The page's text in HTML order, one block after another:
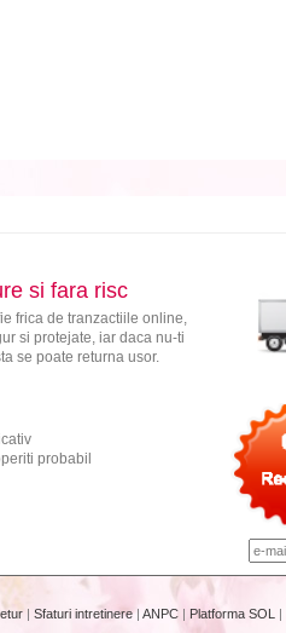
si fara risc
frica de tranzactiile online,
si protejate, iar daca nu-ti
se poate returna usor.
probabil
| Sfaturi intretinere| ANPC | Platforma SOL |